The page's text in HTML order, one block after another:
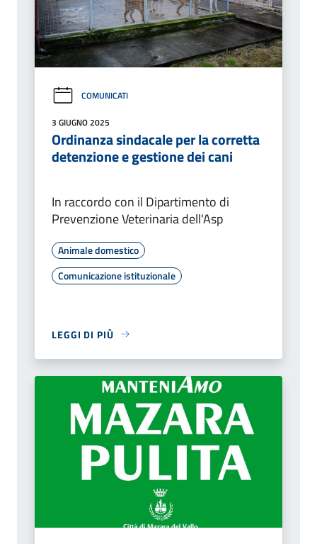
COMUNICATI
3 GIUGNO 2025
Ordinanza sindacale per la corretta
detenzione e gestione dei cani ​
In raccordo con il Dipartimento di
Prevenzione Veterinaria dell'Asp
Animale domestico
Comunicazione istituzionale
LEGGI DI PIÙ